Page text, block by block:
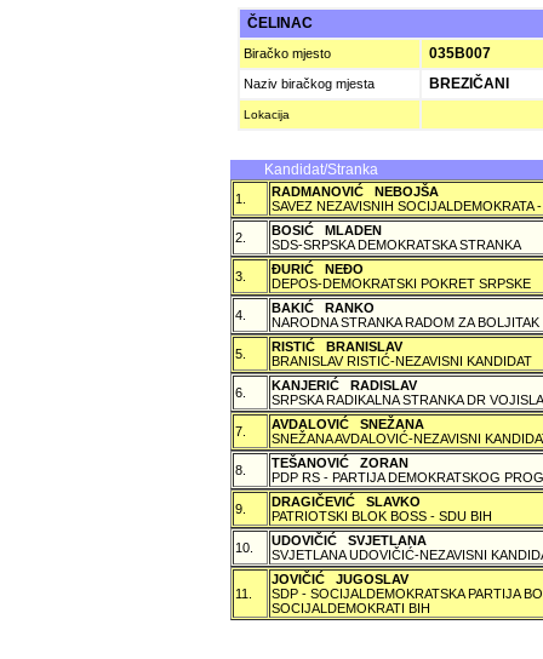
ČELINAC
Biračko mjesto 035B007
Naziv biračkog mjesta BREZIČANI
Lokacija
Kandidat/Stranka
1.
RADMANOVIĆ NEBOJŠA
SAVEZ NEZAVISNIH SOCIJALDEMOKRATA
2.
BOSIĆ MLADEN
SDS-SRPSKA DEMOKRATSKA STRANKA
3.
ÐURIĆ NEÐO
DEPOS-DEMOKRATSKI POKRET SRPSKE
4.
BAKIĆ RANKO
NARODNA STRANKA RADOM ZA BOLJITAK
5.
RISTIĆ BRANISLAV
BRANISLAV RISTIĆ-NEZAVISNI KANDIDAT
6.
KANJERIĆ RADISLAV
SRPSKA RADIKALNA STRANKA DR
7.
AVDALOVIĆ SNEŽANA
SNEŽANA AVDALOVIĆ-NEZAVISNI
8.
TEŠANOVIĆ ZORAN
PDP RS - PARTIJA DEMOKRATSKOG
9.
DRAGIČEVIĆ SLAVKO
PATRIOTSKI BLOK BOSS - SDU BIH
10.
UDOVIČIĆ SVJETLANA
SVJETLANA UDOVIČIĆ-NEZAVISNI
11.
JOVIČIĆ JUGOSLAV
SDP - SOCIJALDEMOKRATSKA PARTIJA
SOCIJALDEMOKRATI BIH